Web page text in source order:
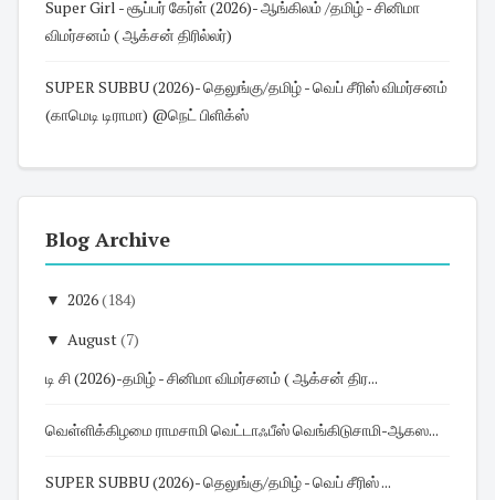
Super Girl - சூப்பர் கேர்ள் (2026)- ஆங்கிலம் /தமிழ் - சினிமா
விமர்சனம் ( ஆக்சன் திரில்லர்)
SUPER SUBBU (2026)- தெலுங்கு/தமிழ் - வெப் சீரிஸ் விமர்சனம்
(காமெடி டிராமா) @நெட் பிளிக்ஸ்
Blog Archive
▼ 2026(184)
▼ August(7)
டி சி (2026)-தமிழ் - சினிமா விமர்சனம் ( ஆக்சன் திர...
வெள்ளிக்கிழமை ராமசாமி வெட்டாஃபீஸ் வெங்கிடுசாமி-ஆகஸ...
SUPER SUBBU (2026)- தெலுங்கு/தமிழ் - வெப் சீரிஸ் ...